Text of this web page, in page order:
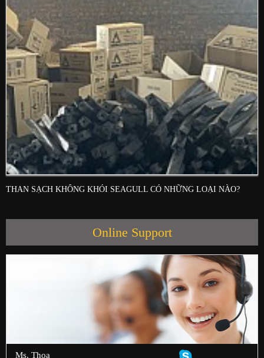
THAN SẠCH KHÔNG KHÓI SEAGULL CÓ NHỮNG LOẠI NÀO?
Online Support
Ms. Thoa